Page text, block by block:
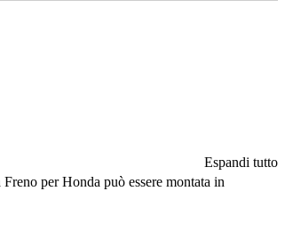
Espandi tutto
per Honda può essere montata in